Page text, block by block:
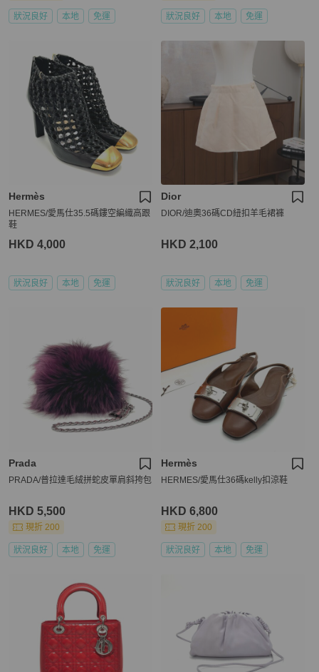
狀況良好 本地 免運 狀況良好 本地 免運
Hermès
HERMES/愛馬仕35.5碼鏤空編織高跟
鞋
HKD 4,000
狀況良好 本地 免運
Dior
DIOR/迪奧36碼CD紐扣羊毛裙褲
HKD 2,100
狀況良好 本地 免運
Prada
PRADA/普拉達毛絨拼蛇皮單肩斜挎包
HKD 5,500
現折 200
狀況良好 本地 免運
Hermès
HERMES/愛馬仕36碼kelly扣涼鞋
HKD 6,800
現折 200
狀況良好 本地 免運